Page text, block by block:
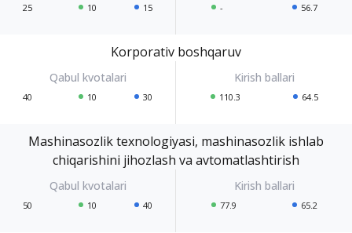
25 10 15 - 56.7
Korporativ boshqaruv
40 10 30 110.3 64.5
Mashinasozlik texnologiyasi, mashinasozlik ishlab
chiqarishini jihozlash va avtomatlashtirish
50 10 40 77.9 65.2